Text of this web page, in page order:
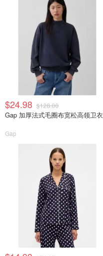
$24.98 $128.00
Gap 加厚法式毛圈布宽松高领卫衣
Gap